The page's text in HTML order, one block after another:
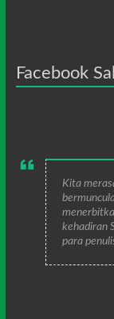
Facebook
Kita
kehadiran
para